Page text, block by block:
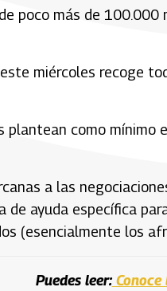
poco más de
miércoles recoge
plantean como mínimo
a las
de ayuda específica
(esencialmente los
Puedes leer:Conoce